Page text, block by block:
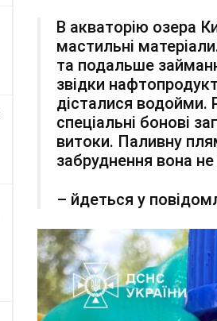
В акваторію озера
мастильні
та подальше
звідки
дісталися водойми.
спеціальні бонові
витоки. Паливну
забруднення вона
– йдеться у